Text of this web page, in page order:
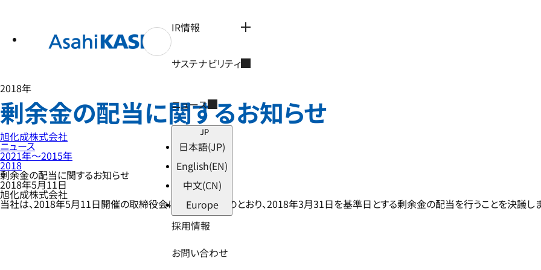
IR情報
サステナビリティ
ニュース
JP
日本語(JP)
English(EN)
中文(CN)
Europe
採用情報
お問い合わせ
2018年
剰余金の配当に関するお知らせ
旭化成株式会社
ニュース
2021年〜2015年
2018
剰余金の配当に関するお知らせ
2018年5月11日
旭化成株式会社
当社は、2018年5月11日開催の取締役会において、以下のとおり、2018年3月31日を基準日とする剰余金の配当を行うことを決議し